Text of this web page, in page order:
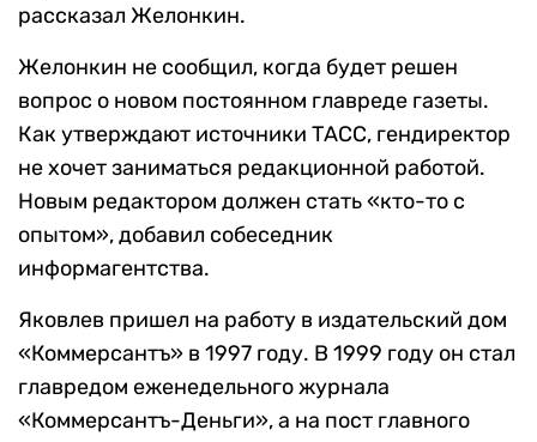
рассказал Желонкин.
Желонкин не сообщил, когда будет решен
вопрос о новом постоянном главреде газеты.
Как утверждают источники ТАСС, гендиректор
не хочет заниматься редакционной работой.
Новым редактором должен стать «кто-то с
опытом», добавил собеседник
информагентства.
Яковлев пришел на работу в издательский дом
«Коммерсантъ» в 1997 году. В 1999 году он стал
главредом еженедельного журнала
«Коммерсантъ-Деньги», а на пост главного